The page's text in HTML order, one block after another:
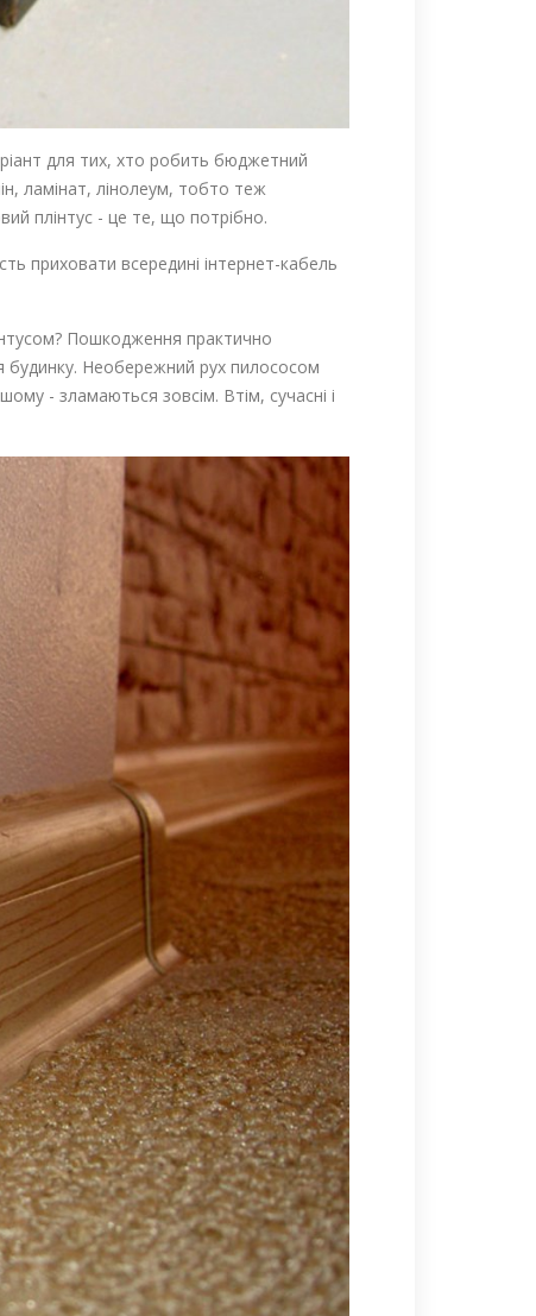
для тих, хто робить бюджетний
ламінат, лінолеум, тобто теж
плінтус - це те, що потрібно.
приховати всередині інтернет-кабель
Пошкодження практично
будинку. Необережний рух пилососом
- зламаються зовсім. Втім, сучасні і